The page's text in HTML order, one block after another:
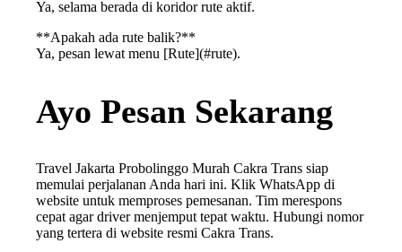
Ya, selama berada di koridor rute aktif.
**Apakah ada rute balik?**
Ya, pesan lewat menu [Rute](#rute).
Ayo Pesan Sekarang
Travel Jakarta Probolinggo Murah Cakra Trans siap
memulai perjalanan Anda hari ini. Klik WhatsApp di
website untuk memproses pemesanan. Tim merespons
cepat agar driver menjemput tepat waktu. Hubungi nomor
yang tertera di website resmi Cakra Trans.